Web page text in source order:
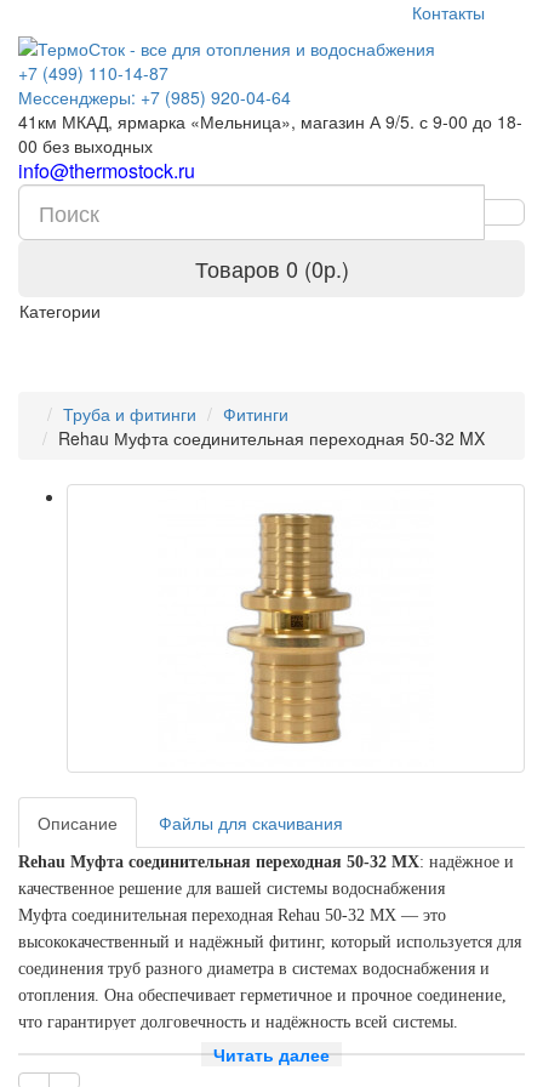
Контакты
+7 (499) 110-14-87
Мессенджеры: +7 (985) 920-04-64
41км МКАД, ярмарка «Мельница», магазин А 9/5. с 9-00 до 18-
00 без выходных
info@thermostock.ru
Товаров 0 (0р.)
Категории
Труба и фитинги
Фитинги
Rehau Муфта соединительная переходная 50-32 MX
Описание Файлы для скачивания
Rehau Муфта соединительная переходная 50-32 MX: надёжное и
качественное решение для вашей системы водоснабжения
Муфта соединительная переходная Rehau 50-32 MX — это
высококачественный и надёжный фитинг, который используется для
соединения труб разного диаметра в системах водоснабжения и
отопления. Она обеспечивает герметичное и прочное соединение,
что гарантирует долговечность и надёжность всей системы.
Преимущества муфты Rehau:Читать далее